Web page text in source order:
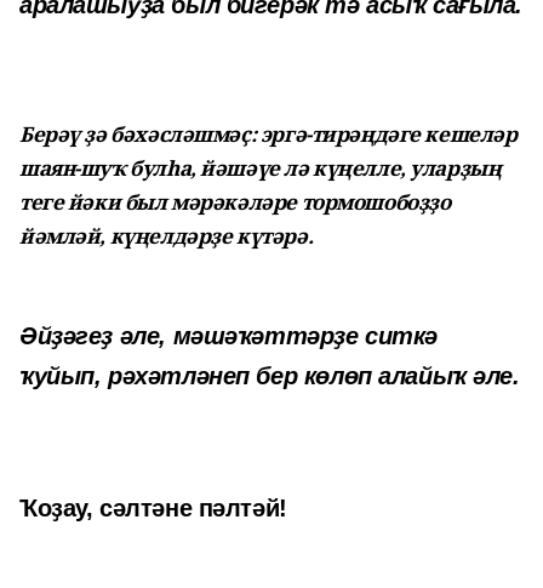
Берәү ҙә бәхәсләшмәҫ: эргә-тирәңдәге кешеләр
шаян-шуҡ булһа, йәшәүе лә күңелле, уларҙың
теге йәки был мәрәкәләре тормошобоҙҙо
йәмләй, күңелдәрҙе күтәрә.
Әйҙәгеҙ әле, мәшәҡәттәрҙе ситкә
ҡуйып, рәхәтләнеп бер көлөп алайыҡ әле.
Ҡоҙау, сәлтәне пәлтәй!